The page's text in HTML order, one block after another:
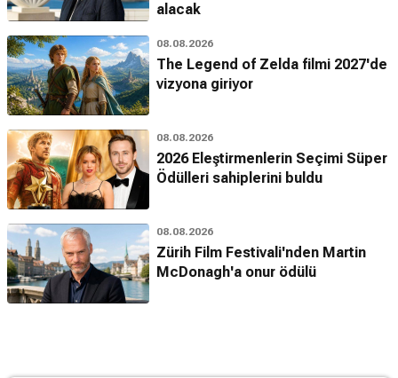
alacak
08.08.2026
The Legend of Zelda filmi 2027'de
vizyona giriyor
08.08.2026
2026 Eleştirmenlerin Seçimi Süper
Ödülleri sahiplerini buldu
08.08.2026
Zürih Film Festivali'nden Martin
McDonagh'a onur ödülü